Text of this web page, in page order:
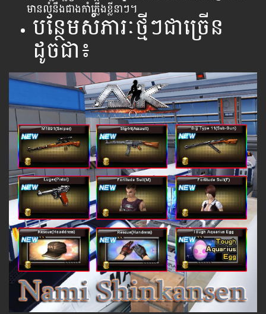
មានលំនឹងជាងកាំភ្លើងខ្លីនាៗ។
បន្ថែមសំភារៈថ្មីៗជាច្រើន
ដូចជា៖